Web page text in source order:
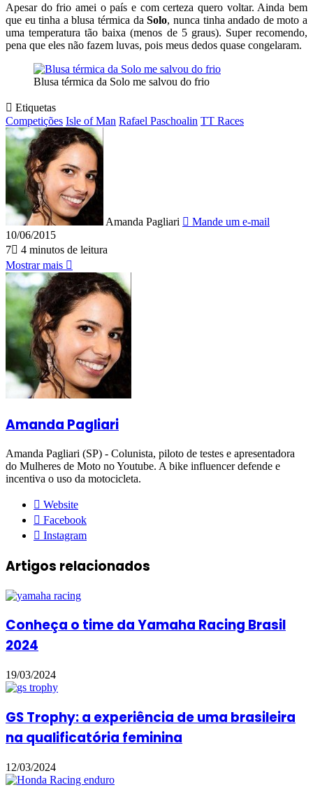
Apesar do frio amei o país e com certeza quero voltar. Ainda bem
que eu tinha a blusa térmica daSolo, nunca tinha andado de moto a
uma temperatura tão baixa (menos de 5 graus). Super recomendo,
pena que eles não fazem luvas, pois meus dedos quase congelaram.
Blusa térmica da Solo me salvou do frio
Etiquetas
Competições Isle of Man Rafael Paschoalin TT Races
Amanda Pagliari
Mande um e-mail
10/06/2015
7
4 minutos de leitura
Mostrar mais
Amanda Pagliari
Amanda Pagliari (SP) - Colunista, piloto de testes e apresentadora
do Mulheres de Moto no Youtube. A bike influencer defende e
incentiva o uso da motocicleta.
Website
Facebook
Instagram
Artigos relacionados
Conheça o time da Yamaha Racing Brasil
2024
19/03/2024
GS Trophy: a experiência de uma brasileira
na qualificatória feminina
12/03/2024